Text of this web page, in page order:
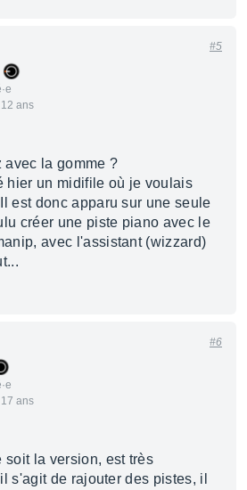
ans
#5
avec la gomme ?
hier un midifile où je voulais
est donc apparu sur une seule
créer une piste piano avec le
avec l'assistant (wizzard)
ans
#6
soit la version, est très
s'agit de rajouter des pistes, il